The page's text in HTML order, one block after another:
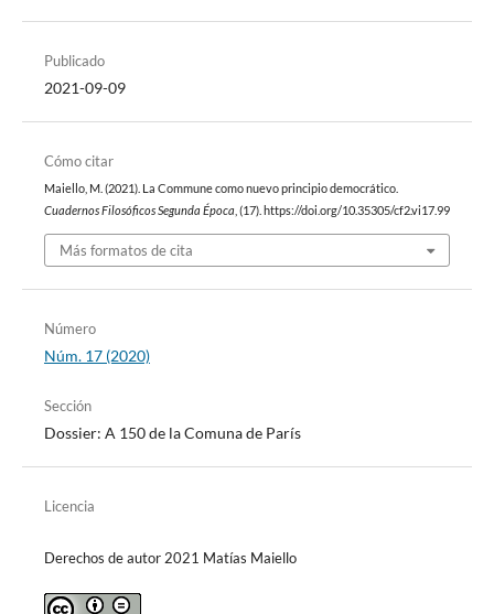
Publicado
2021-09-09
Cómo citar
Maiello, M. (2021). La Commune como nuevo principio democrático.
Cuadernos Filosóficos Segunda Época, (17). https://doi.org/10.35305/cf2.vi17.99
Más formatos de cita
Número
Núm. 17 (2020)
Sección
Dossier: A 150 de la Comuna de París
Licencia
Derechos de autor 2021 Matías Maiello